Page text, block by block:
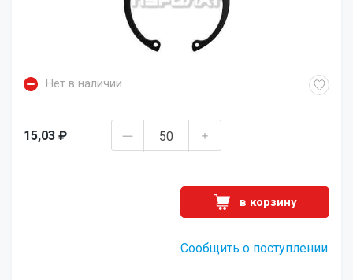
Нет в наличии
15,03 ₽
в корзину
Сообщить о поступлении